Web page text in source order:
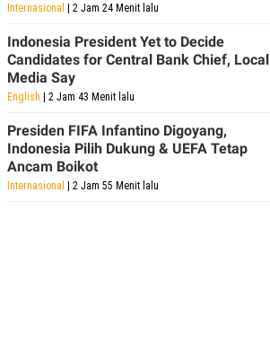
Internasional | 2 Jam 24 Menit lalu
Indonesia President Yet to Decide
Candidates for Central Bank Chief, Local
Media Say
English | 2 Jam 43 Menit lalu
Presiden FIFA Infantino Digoyang,
Indonesia Pilih Dukung & UEFA Tetap
Ancam Boikot
Internasional | 2 Jam 55 Menit lalu